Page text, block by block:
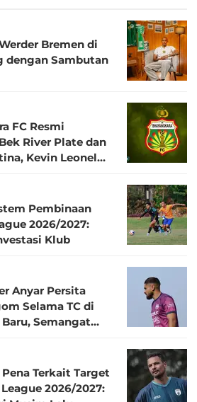
Bremen di
dengan Sambutan
FC Resmi
River Plate dan
Pembinaan
2026/2027:
Klub
Anyar Persita
Selama TC di
Semangat
Terkait Target
2026/2027: